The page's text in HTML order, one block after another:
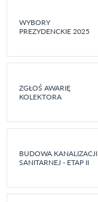
WYBORY
PREZYDENCKIE 2025
ZGŁOŚ AWARIĘ
KOLEKTORA
BUDOWA KANALIZACJI
SANITARNEJ - ETAP II